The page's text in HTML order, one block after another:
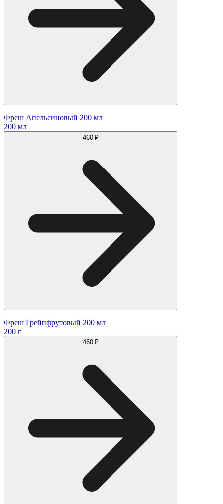
Фреш Апельсиновый 200 мл
200 мл
460 ₽
Фреш Грейпфрутовый 200 мл
200 г
460 ₽